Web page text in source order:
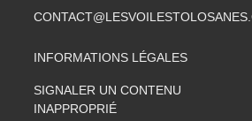
INFORMATIONS LÉGALES
SIGNALER UN CONTENU
INAPPROPRIÉ